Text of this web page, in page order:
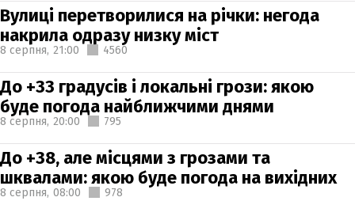
Вулиці перетворилися на річки: негода
накрила одразу низку міст
8 серпня, 21:00 4560
До +33 градусів і локальні грози: якою
буде погода найближчими днями
8 серпня, 20:00 795
До +38, але місцями з грозами та
шквалами: якою буде погода на вихідних
8 серпня, 08:00 978